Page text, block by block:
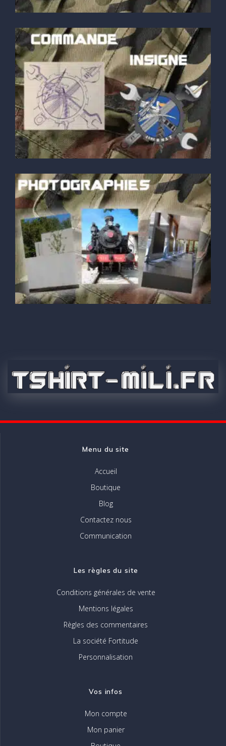
Menu du site
Accueil
Boutique
Blog
Contactez nous
Communication
Les règles du site
Conditions générales de vente
Mentions légales
Règles des commentaires
La société Fortitude
Personnalisation
Vos infos
Mon compte
Mon panier